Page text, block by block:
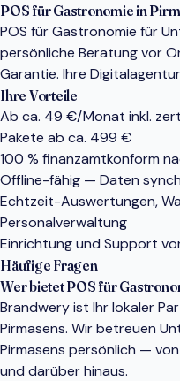
POS für Gastronomie in
POS für Gastronomie für
persönliche Beratung vor
Garantie. Ihre
Ihre Vorteile
Ab ca. 49 €/Monat inkl.
Pakete ab ca. 499 €
100 % finanzamtkonform
Offline-fähig — Daten
Echtzeit-Auswertungen,
Personalverwaltung
Einrichtung und Support
Häufige Fragen
Wer bietet POS für
Brandwery ist Ihr lokaler
Pirmasens. Wir betreuen
Pirmasens persönlich —
und darüber hinaus.